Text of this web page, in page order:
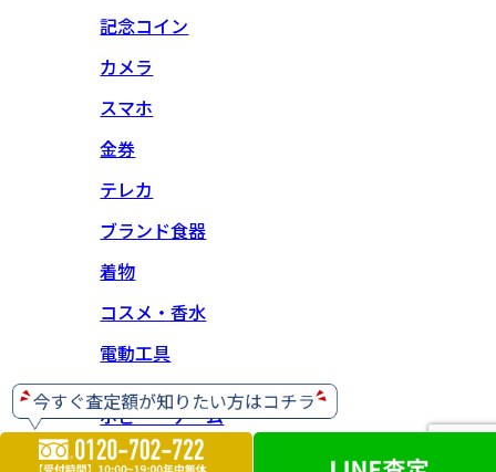
記念コイン
カメラ
スマホ
金券
テレカ
ブランド食器
着物
コスメ・香水
電動工具
ホビー・ゲーム
楽器